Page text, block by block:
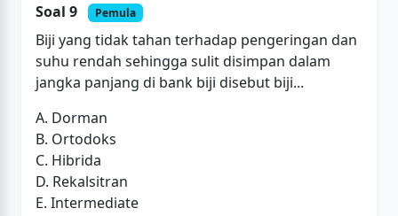
Soal 9 Pemula
Biji yang tidak tahan terhadap pengeringan dan
suhu rendah sehingga sulit disimpan dalam
jangka panjang di bank biji disebut biji...
A. Dorman
B. Ortodoks
C. Hibrida
D. Rekalsitran
E. Intermediate